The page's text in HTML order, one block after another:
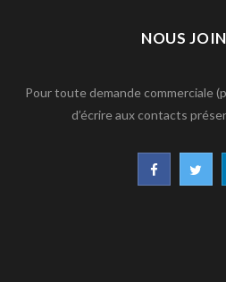
NOUS
Pour toute demande commerciale
d’écrire aux contacts
F